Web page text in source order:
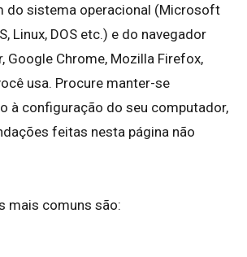
do sistema operacional (Microsoft
Linux, DOS etc.) e do navegador
Google Chrome, Mozilla Firefox,
usa. Procure manter-se
à configuração do seu computador,
feitas nesta página não
mais comuns são: